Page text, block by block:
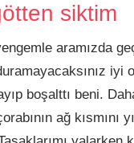
siktim
aramızda
boşalttı beni.
ağ kısmını